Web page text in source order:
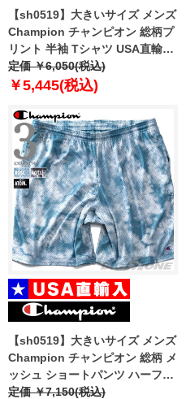
【sh0519】大きいサイズ メンズ
Champion チャンピオン 総柄プ
リント 半袖 Tシャツ USA直輸入
t63298
定価 ￥6,050(税込)
￥5,445(税込)
【sh0519】大きいサイズ メンズ
Champion チャンピオン 総柄 メ
ッシュ ショートパンツ ハーフパ
ンツ ショーツ USA直輸入
定価 ￥7,150(税込)